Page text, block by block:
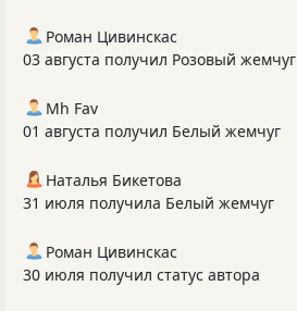
Роман Цивинскас
03 августа получил Розовый жемчуг
Mh Fav
01 августа получил Белый жемчуг
Наталья Бикетова
31 июля получила Белый жемчуг
Роман Цивинскас
30 июля получил статус автора